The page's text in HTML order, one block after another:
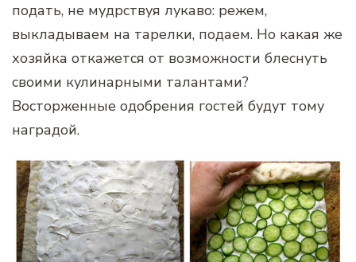
подать, не мудрствуя лукаво: режем,
выкладываем на тарелки, подаем. Но какая же
хозяйка откажется от возможности блеснуть
своими кулинарными талантами?
Восторженные одобрения гостей будут тому
наградой.